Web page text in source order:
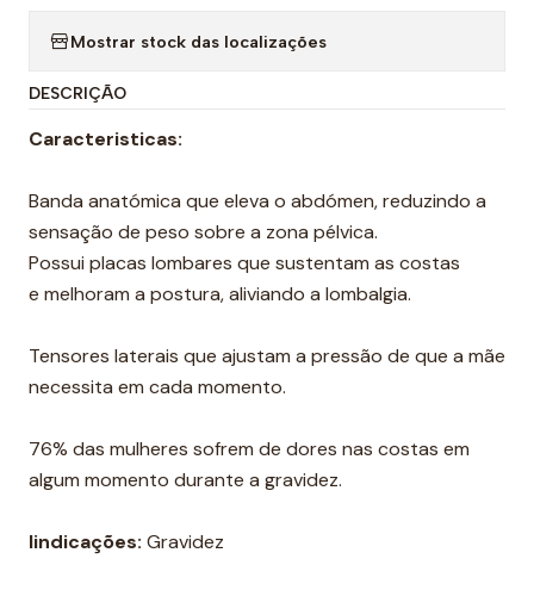
Mostrar stock das localizações
DESCRIÇÃO
Caracteristicas:
Banda anatómica que eleva o abdómen, reduzindo a
sensação de peso sobre a zona pélvica.
Possui placas lombares que sustentam as costas
e melhoram a postura, aliviando a lombalgia.
Tensores laterais que ajustam a pressão de que a mãe
necessita em cada momento.
76% das mulheres sofrem de dores nas costas em
algum momento durante a gravidez.
Iindicações: Gravidez